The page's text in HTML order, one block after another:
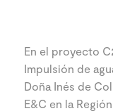
En el proyecto
Impulsión de
Doña Inés de
E&C en la